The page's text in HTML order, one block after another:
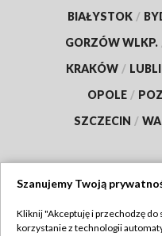
BIAŁYSTOK /
GORZÓW WLKP.
KRAKÓW /
OPOLE /
SZCZECIN /
Szanujemy Twoją
Kliknij "Akceptuję i przechodzę do
korzystanie z technologii